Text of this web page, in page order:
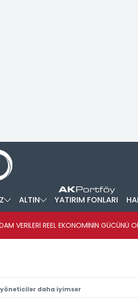
ALTIN YATIRIM FONLARI
VERİLERİ REEL EKONOMİNİN GÜCÜNÜ
daha iyimser